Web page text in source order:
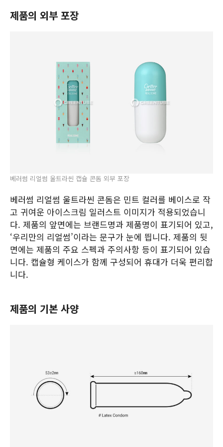
제품의 외부 포장
베러썸 리얼썸 울트라씬 캡슐 콘돔 외부 포장
베러썸 리얼썸 울트라씬 콘돔은 민트 컬러를 베이스로 작
고 귀여운 아이스크림 일러스트 이미지가 적용되었습니
다. 제품의 앞면에는 브랜드명과 제품명이 표기되어 있고,
‘우리만의 리얼썸’이라는 문구가 눈에 띕니다. 제품의 뒷
면에는 제품의 주요 스펙과 주의사항 등이 표기되어 있습
니다. 캡슐형 케이스가 함께 구성되어 휴대가 더욱 편리합
니다.
제품의 기본 사양